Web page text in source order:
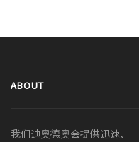
ABOUT
我们迪奥德奥会提供迅速、